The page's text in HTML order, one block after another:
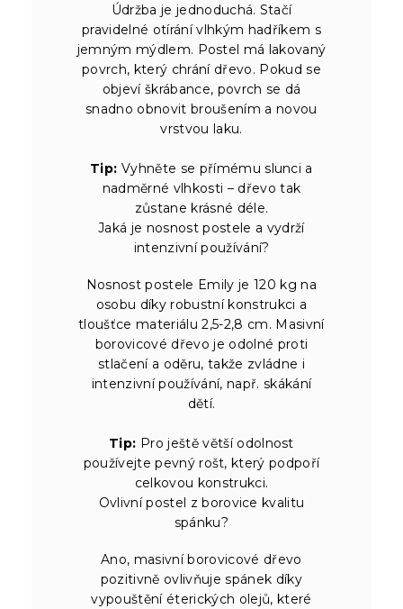
Údržba je jednoduchá. Stačí
pravidelné otírání vlhkým hadříkem s
jemným mýdlem. Postel má lakovaný
povrch, který chrání dřevo. Pokud se
objeví škrábance, povrch se dá
snadno obnovit broušením a novou
vrstvou laku.
Tip: Vyhněte se přímému slunci a
nadměrné vlhkosti – dřevo tak
zůstane krásné déle.
Jaká je nosnost postele a vydrží
intenzivní používání?
Nosnost postele Emily je 120 kg na
osobu díky robustní konstrukci a
tloušťce materiálu 2,5-2,8 cm. Masivní
borovicové dřevo je odolné proti
stlačení a oděru, takže zvládne i
intenzivní používání, např. skákání
dětí.
Tip: Pro ještě větší odolnost
používejte pevný rošt, který podpoří
celkovou konstrukci.
Ovlivní postel z borovice kvalitu
spánku?
Ano, masivní borovicové dřevo
pozitivně ovlivňuje spánek díky
vypouštění éterických olejů, které